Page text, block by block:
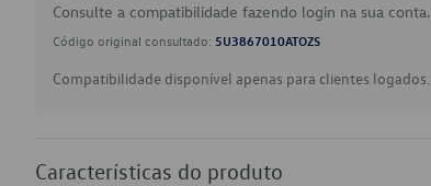
Consulte a compatibilidade fazendo login na sua conta.
Código original consultado: 5U3867010ATOZS
Compatibilidade disponível apenas para clientes logados.
Características do produto